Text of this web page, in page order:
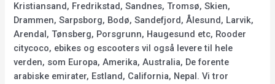
Kristiansand, Fredrikstad, Sandnes, Tromsø, Skien,
Drammen, Sarpsborg, Bodø, Sandefjord, Ålesund, Larvik,
Arendal, Tønsberg, Porsgrunn, Haugesund etc, Rooder
citycoco, ebikes og escooters vil også levere til hele
verden, som Europa, Amerika, Australia, De forente
arabiske emirater, Estland, California, Nepal. Vi tror